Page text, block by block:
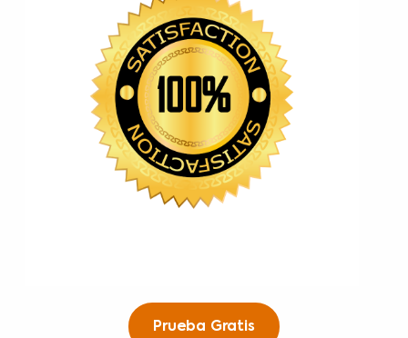
Prueba Gratis